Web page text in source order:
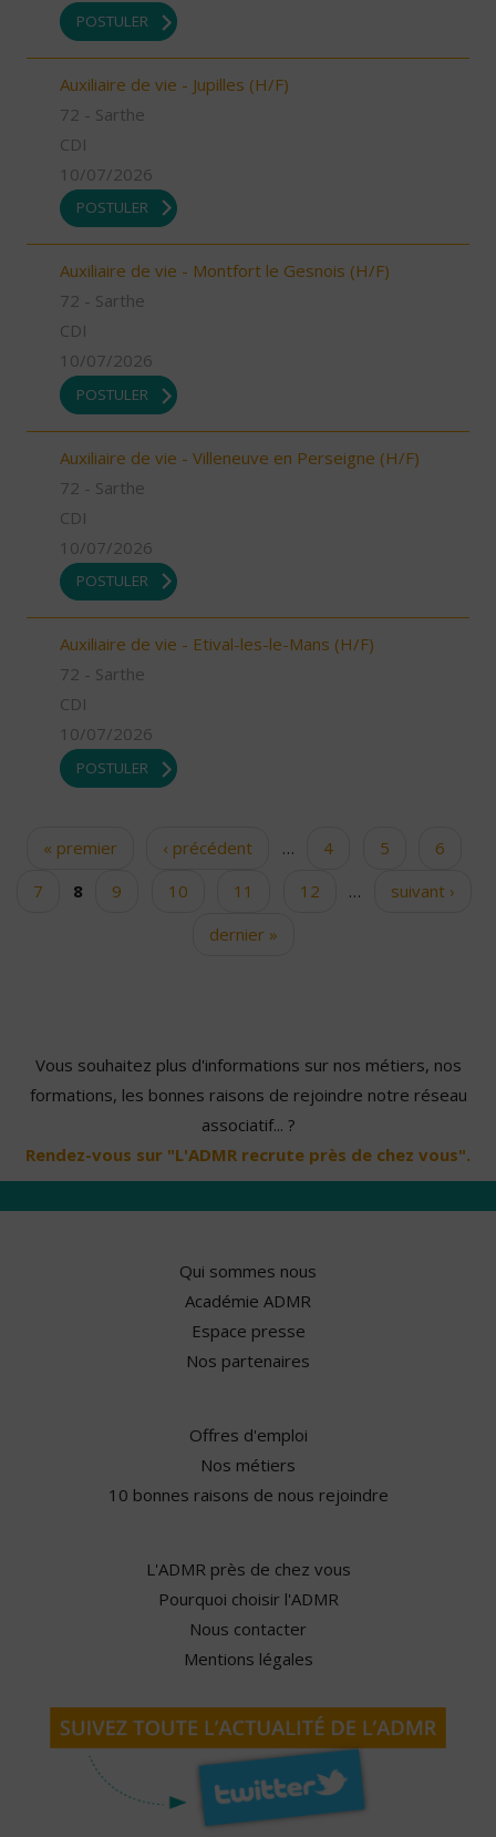
POSTULER
Auxiliaire de vie - Jupilles (H/F)
72 - Sarthe
CDI
10/07/2026
POSTULER
Auxiliaire de vie - Montfort le Gesnois (H/F)
72 - Sarthe
CDI
10/07/2026
POSTULER
Auxiliaire de vie - Villeneuve en Perseigne (H/F)
72 - Sarthe
CDI
10/07/2026
POSTULER
Auxiliaire de vie - Etival-les-le-Mans (H/F)
72 - Sarthe
CDI
10/07/2026
POSTULER
Pages« premier ‹ précédent … 4 5
6
7
8 9 10 11 12 …
suivant ›
dernier »
Vous souhaitez plus d'informations sur nos métiers, nos
formations, les bonnes raisons de rejoindre notre réseau
associatif... ?
Rendez-vous sur "L'ADMR recrute près de chez vous".
Qui sommes nous
Académie ADMR
Espace presse
Nos partenaires
Offres d'emploi
Nos métiers
10 bonnes raisons de nous rejoindre
L'ADMR près de chez vous
Pourquoi choisir l'ADMR
Nous contacter
Mentions légales